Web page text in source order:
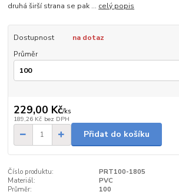
druhá širší strana se pak ... celý popis
Dostupnost
na dotaz
Průměr
229,00 Kč/ks
189,26 Kč bez DPH
Přidat do košíku
Číslo produktu:
PRT100-1805
Materiál:
PVC
Průměr:
100